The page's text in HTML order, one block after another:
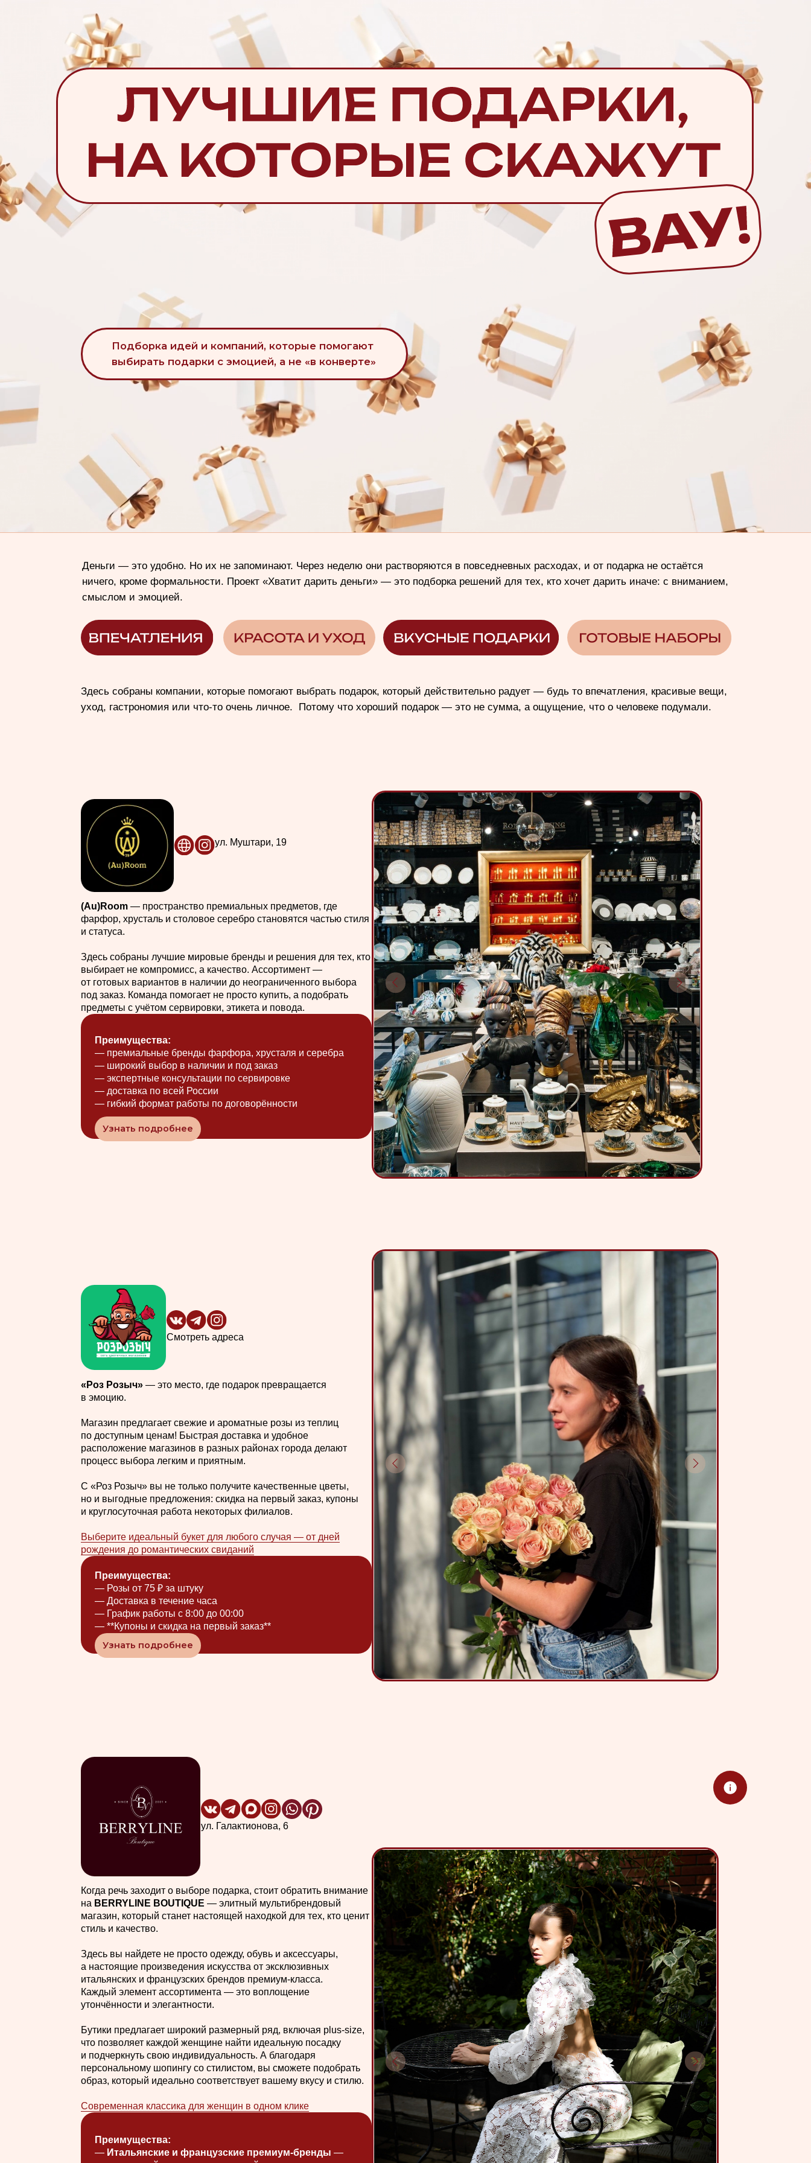
Подборка идей и компаний, которые помогают
выбирать подарки с эмоцией, а не «в конверте»
Деньги — это удобно. Но их не запоминают. Через неделю они растворяются в повседневных расходах, и от подарка не остаётся
ничего, кроме формальности. Проект «Хватит дарить деньги» — это подборка решений для тех, кто хочет дарить иначе: с вниманием,
смыслом и эмоцией.
Здесь собраны компании, которые помогают выбрать подарок, который действительно радует — будь то впечатления, красивые вещи,
уход, гастрономия или что-то очень личное. Потому что хороший подарок — это не сумма, а ощущение, что о человеке подумали.
(Au)Room— пространство премиальных предметов, где
фарфор, хрусталь и столовое серебро становятся частью стиля
и статуса.
Здесь собраны лучшие мировые бренды и решения для тех, кто
выбирает не компромисс, а качество. Ассортимент —
от готовых вариантов в наличии до неограниченного выбора
под заказ. Команда помогает не просто купить, а подобрать
Преимущества:
— широкий выбор в наличии и под заказ
— экспертные консультации по сервировке
— доставка по всей России
— гибкий формат работы по договорённости
Узнать подробнее
расположение магазинов в разных районах города делают
процесс выбора легким и приятным.
С «Роз Розыч» вы не только получите качественные цветы,
но и выгодные предложения: скидка на первый заказ, купоны
и круглосуточная работа некоторых филиалов.
Выберите идеальный букет для любого случая — от дней
рождения до романтических свиданий
— Розы от 75 ₽ за штуку
— Доставка в течение часа
— График работы с 8:00 до 00:00
— **Купоны и скидка на первый заказ**
Узнать подробнее
ул. Галактионова, 6
а настоящие произведения искусства от эксклюзивных
итальянских и французских брендов премиум-класса.
утончённости и элегантности.
Бутики предлагает широкий размерный ряд, включая plus-size,
что позволяет каждой женщине найти идеальную посадку
и подчеркнуть свою индивидуальность. А благодаря
персональному шопингу со стилистом, вы сможете подобрать
— Итальянские и французские премиум-бренды—
эксклюзивный ассортимент европейских марок высокого
—Широкий размерный ряд (от 40 до +size)— подходит
всем фигурам, включая нестандартные, без
компромиссов по стилю.
—Персональный шопинг со стилистом—
индивидуальная помощь в подборе образов, что
Безупречное качество и элегантный
ассортимент— итальянская элегантность, долговечные
материалы, подтверждённые отзывами (5/5 в 2GIS, 81+
оценок).
—Доставка по России + удобное расположение—
центр Казани (ул. Галактионова, 6, метро Площадь Тукая),
Узнать подробнее